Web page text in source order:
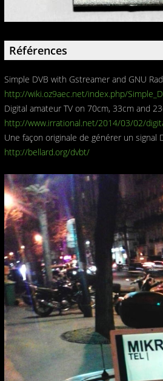
Références
Simple DVB with Gstreamer and GNU
http://wiki.oz9aec.net/index.php/
Digital amateur TV on 70cm, 33cm and
http://www.irrational.net/2014/03/02/
Une façon originale de générer un signal
http://bellard.org/dvbt/